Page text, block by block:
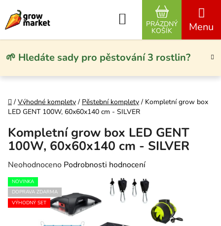
🌱 Hledáte sady pro pěstování 3 rostlin?
Hledat
NÁKUPNÍ
PRÁZDNÝ
KOŠÍK
Domů
/ Výhodné komplety / Pěstební komplety / Kompletní grow box
LED GENT 100W, 60x60x140 cm - SILVER
Kompletní grow box LED GENT
100W, 60x60x140 cm - SILVER
Průměrné hodnocení produktu je 0,0 z 5 hvězdiček.
Neohodnoceno Podrobnosti hodnocení
NOVINKA
DOPRAVA ZDARMA
VÝHODNÝ SET